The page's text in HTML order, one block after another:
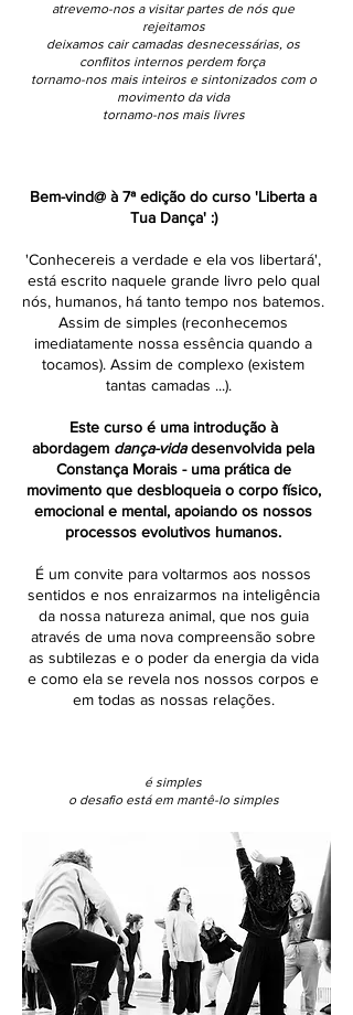
atrevemo-nos a visitar partes de nós que
rejeitamos
deixamos cair camadas desnecessárias, os
conflitos internos perdem força
tornamo-nos mais inteiros e sintonizados com o
movimento da vida
tornamo-nos mais livres
Bem-vind@ à 7ª edição do curso 'Liberta a
Tua Dança' :)
'Conhecereis a verdade e ela vos libertará',
está escrito naquele grande livro pelo qual
nós, humanos, há tanto tempo nos batemos.
Assim de simples (reconhecemos
imediatamente nossa essência quando a
tocamos). Assim de complexo (existem
tantas camadas ...).
Este curso é uma introdução à
abordagem dança-vidadesenvolvida pela
Constança Morais - uma prática de
movimento que desbloqueia o corpo físico,
emocional e mental, apoiando os nossos
processos evolutivos humanos.
É um convite para voltarmos aos nossos
sentidos e nos enraizarmos na inteligência
da nossa natureza animal, que nos guia
através de uma nova compreensão sobre
as subtilezas e o poder da energia da vida
e como ela se revela nos nossos corpos e
em todas as nossas relações.
é simples
o desafio está em mantê-lo simples